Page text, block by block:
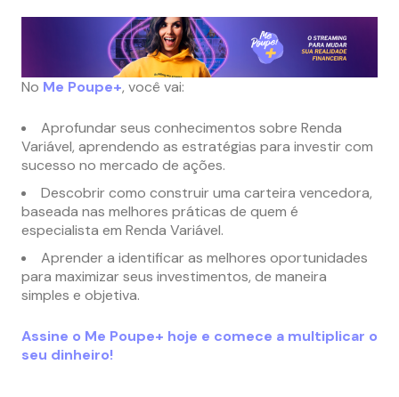
No Me Poupe+, você vai:
Aprofundar seus conhecimentos sobre Renda
Variável, aprendendo as estratégias para investir com
sucesso no mercado de ações.
Descobrir como construir uma carteira vencedora,
baseada nas melhores práticas de quem é
especialista em Renda Variável.
Aprender a identificar as melhores oportunidades
para maximizar seus investimentos, de maneira
simples e objetiva.
Assine o Me Poupe+ hoje e comece a multiplicar o
seu dinheiro!